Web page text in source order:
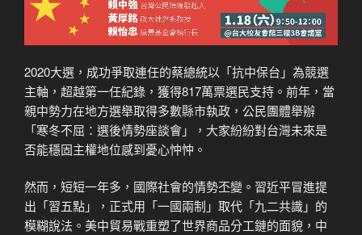
2020大選，成功爭取連任的蔡總統以「抗中保台」為競選
主軸，超越第一任紀錄，獲得817萬票選民支持。前年，當
親中勢力在地方選舉取得多數縣市執政，公民團體舉辦
「寒冬不屈：選後情勢座談會」，大家紛紛對台灣未來是
否能穩固主權地位感到憂心忡忡。
然而，短短一年多，國際社會的情勢丕變。習近平冒進提
出「習五點」，正式用「一國兩制」取代「九二共識」的
模糊說法。美中貿易戰重塑了世界商品分工鏈的面貌，中